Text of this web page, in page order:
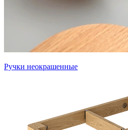
Ручки неокрашенные